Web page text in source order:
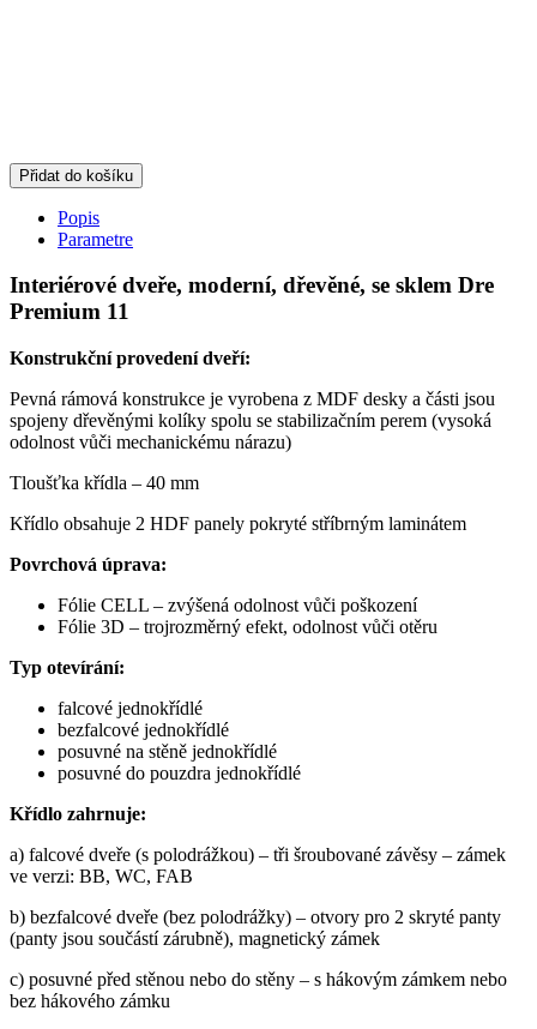
Přidat do košíku
Popis
Parametre
Interiérové dveře, moderní, dřevěné, se sklem Dre
Premium 11
Konstrukční provedení dveří:
Pevná rámová konstrukce je vyrobena z MDF desky a části jsou
spojeny dřevěnými kolíky spolu se stabilizačním perem (vysoká
odolnost vůči mechanickému nárazu)
Tloušťka křídla – 40 mm
Křídlo obsahuje 2 HDF panely pokryté stříbrným laminátem
Povrchová úprava:
Fólie CELL – zvýšená odolnost vůči poškození
Fólie 3D – trojrozměrný efekt, odolnost vůči otěru
Typ otevírání:
falcové jednokřídlé
bezfalcové jednokřídlé
posuvné na stěně jednokřídlé
posuvné do pouzdra jednokřídlé
Křídlo zahrnuje:
a) falcové dveře (s polodrážkou) – tři šroubované závěsy – zámek
ve verzi: BB, WC, FAB
b) bezfalcové dveře (bez polodrážky) – otvory pro 2 skryté panty
(panty jsou součástí zárubně), magnetický zámek
c) posuvné před stěnou nebo do stěny – s hákovým zámkem nebo
bez hákového zámku